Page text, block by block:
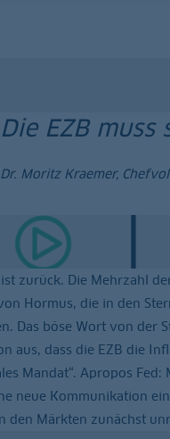
Die EZB
Dr. Moritz Kraemer,
ist zurück. Die Mehrzahl
Hormus, die in den
Das böse Wort von der
aus, dass die EZB die
Mandat“. Apropos
neue Kommunikation
den Märkten zunächst